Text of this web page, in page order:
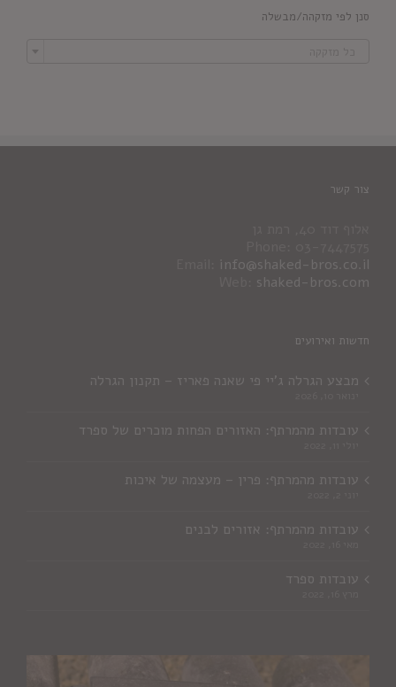
סנן לפי מזקהה/מבשלה
צור קשר
info@shaked-bros.co.il
shaked-bros.com
חדשות ואירועים
מבצע הגרלה ג'יי פי שאנה פאריז – תקנון הגרלה
עובדות מהמרתף: האזורים הפחות מוכרים של ספרד
עובדות מהמרתף: פרין – מעצמה של איכות
עובדות מהמרתף: אזורים לבנים
עובדות ספרד